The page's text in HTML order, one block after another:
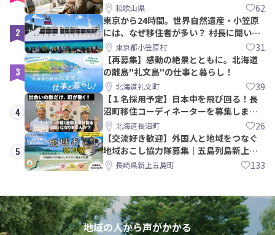
和歌山県 62
2
東京から24時間。世界自然遺産・小笠原
には、なぜ移住者が多い？ 村長に聞いて
みた東京都小笠原村 31
3
【再募集】感動の絶景とともに。北海道
の離島"礼文島"の仕事と暮らし！
北海道礼文町 39
4
【１名採用予定】日本中を飛び回る！長
沼町移住コーディネーターを募集しま
す！北海道長沼町 26
5
【交流好き歓迎】外国人と地域をつなぐ
地域おこし協力隊募集｜五島列島新上五
島町長崎県新上五島町 133
地域の人から声がかかる